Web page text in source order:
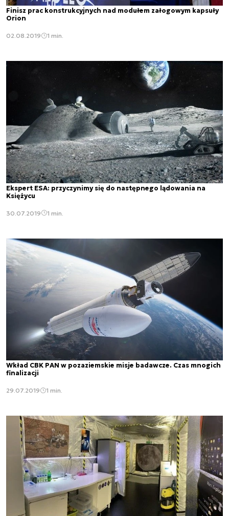
Finisz prac konstrukcyjnych nad modułem załogowym kapsuły
Orion
02.08.2019 1 min.
Ekspert ESA: przyczynimy się do następnego lądowania na
Księżycu
30.07.2019 1 min.
Wkład CBK PAN w pozaziemskie misje badawcze. Czas mnogich
finalizacji
29.07.2019 1 min.